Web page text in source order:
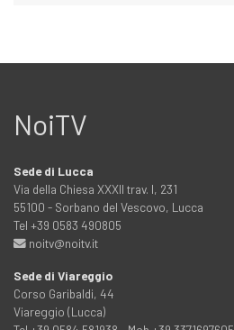
NoiTV
Sede di Lucca
Via della Chiesa XXXII trav. I, 231
55100 - Sorbano del Vescovo, Lucca
Tel +39 0583 490805
noitv@noitv.it
Sede di Viareggio
Corso Garibaldi, 44
Viareggio (Lucca)